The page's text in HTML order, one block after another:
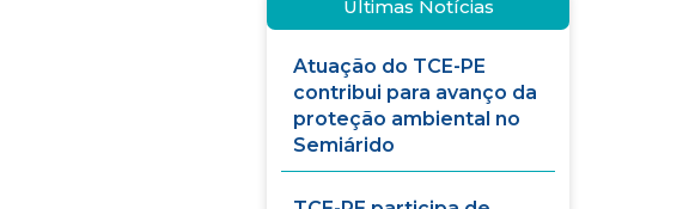
Últimas Notícias
Atuação do TCE-PE
contribui para avanço da
proteção ambiental no
Semiárido